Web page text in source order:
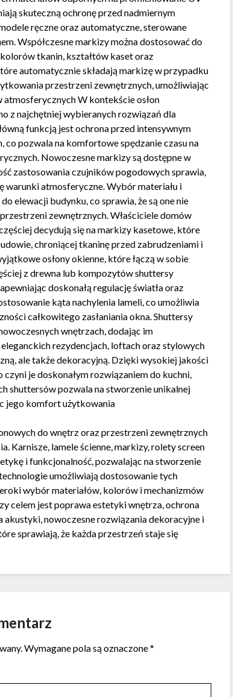
skuteczną ochronę przed nadmiernym
ręczne oraz automatyczne, sterowane
Współczesne markizy można dostosować do
tkanin, kształtów kaset oraz
automatycznie składają markizę w przypadku
przestrzeni zewnętrznych, umożliwiając
W kontekście osłon
z najchętniej wybieranych rozwiązań dla
funkcją jest ochrona przed intensywnym
co pozwala na komfortowe spędzanie czasu na
Nowoczesne markizy są dostępne w
zastosowania czujników pogodowych sprawia,
warunki atmosferyczne. Wybór materiału i
elewacji budynku, co sprawia, że są one nie
zewnętrznych. Właściciele domów
decydują się na markizy kasetowe, które
chroniącej tkaninę przed zabrudzeniami i
osłony okienne, które łączą w sobie
z drewna lub kompozytów shuttersy
doskonałą regulację światła oraz
kąta nachylenia lameli, co umożliwia
całkowitego zasłaniania okna. Shuttersy
wnętrzach, dodając im
rezydencjach, loftach oraz stylowych
ale także dekoracyjną. Dzięki wysokiej jakości
je doskonałym rozwiązaniem do kuchni,
shuttersów pozwala na stworzenie unikalnej
jego komfort użytkowania
do wnętrz oraz przestrzeni zewnętrznych
Karnisze, lamele ścienne, markizy, rolety screen
i funkcjonalność, pozwalając na stworzenie
umożliwiają dostosowanie tych
wybór materiałów, kolorów i mechanizmów
celem jest poprawa estetyki wnętrza, ochrona
nowoczesne rozwiązania dekoracyjne i
sprawiają, że każda przestrzeń staje się
Wymagane pola są oznaczone*